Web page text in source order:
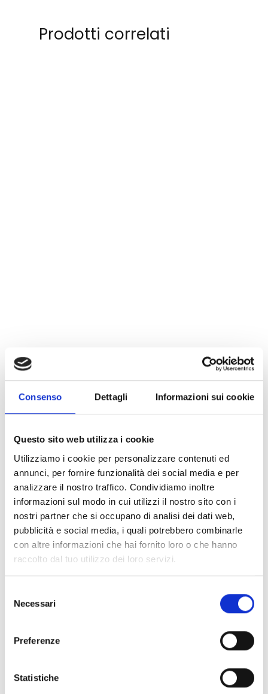
Consenso Dettagli Informazioni sui cookie
Questo sito web utilizza i cookie
Utilizziamo i cookie per personalizzare contenuti ed
annunci, per fornire funzionalità dei social media e per
analizzare il nostro traffico. Condividiamo inoltre
informazioni sul modo in cui utilizzi il nostro sito con i
nostri partner che si occupano di analisi dei dati web,
pubblicità e social media, i quali potrebbero combinarle
con altre informazioni che hai fornito loro o che hanno
raccolto dal tuo utilizzo dei loro servizi.
delNecessari
Preferenze
Statistiche
Prodotti correlati